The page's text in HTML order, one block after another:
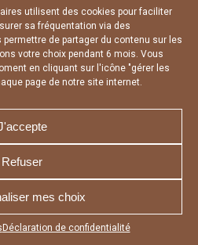
utilisent des cookies pour faciliter
sa fréquentation via des
de partager du contenu sur les
votre choix pendant 6 mois. Vous
en cliquant sur l'icône "gérer les
page de notre site internet.
Refuser
mes choix
Déclaration de confidentialité
en bas de votre
DÉCLARATION DE CONFIDENTIALITÉ
DES COOKIES
L’AGENCE WEB A3 WEB